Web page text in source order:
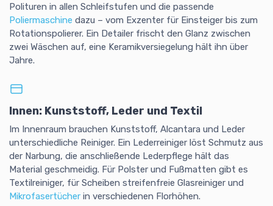
Polituren in allen Schleifstufen und die passende
Poliermaschine dazu – vom Exzenter für Einsteiger bis zum
Rotationspolierer. Ein Detailer frischt den Glanz zwischen
zwei Wäschen auf, eine Keramikversiegelung hält ihn über
Jahre.
Innen: Kunststoff, Leder und Textil
Im Innenraum brauchen Kunststoff, Alcantara und Leder
unterschiedliche Reiniger. Ein Lederreiniger löst Schmutz aus
der Narbung, die anschließende Lederpflege hält das
Material geschmeidig. Für Polster und Fußmatten gibt es
Textilreiniger, für Scheiben streifenfreie Glasreiniger und
Mikrofasertücher in verschiedenen Florhöhen.